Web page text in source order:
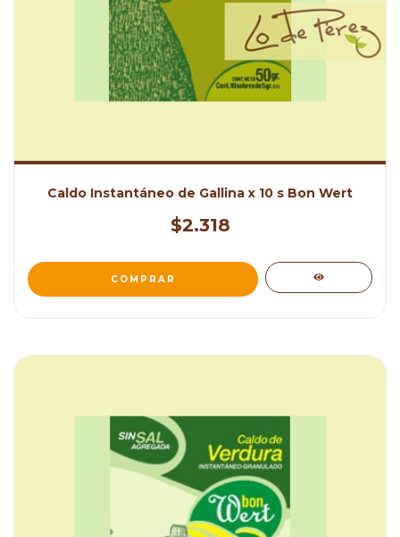
Caldo Instantáneo de Gallina x 10 s Bon Wert
$2.318